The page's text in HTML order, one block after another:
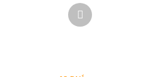
Ďalší
produkt